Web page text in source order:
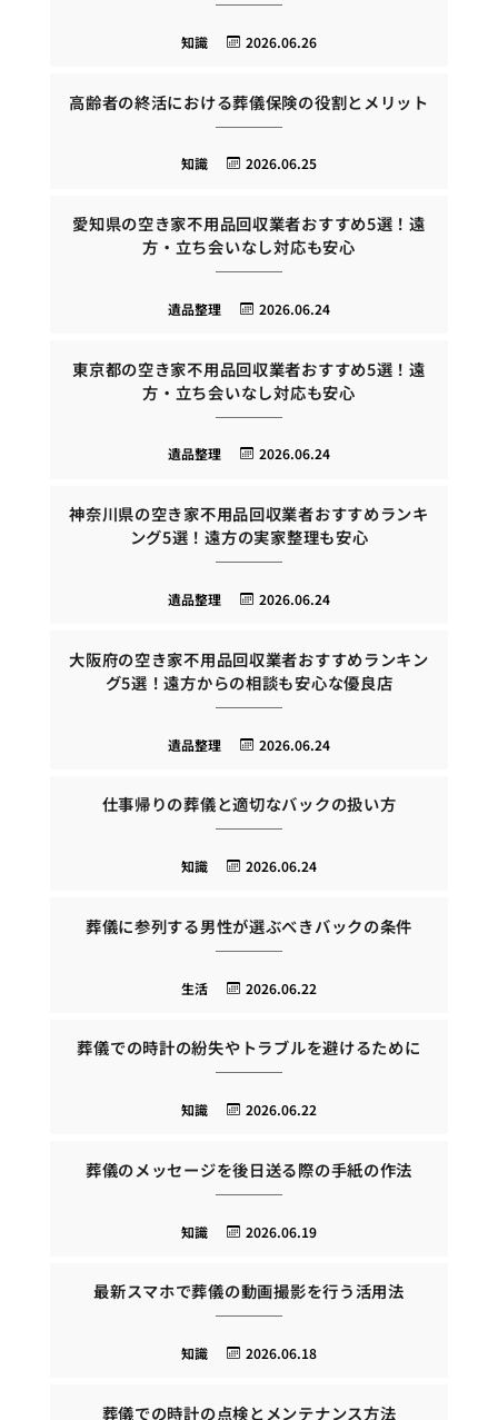
2026.06.26
知識
高齢者の終活における葬儀保険の役割とメリット
2026.06.25
知識
愛知県の空き家不用品回収業者おすすめ5選！遠
方・立ち会いなし対応も安心
2026.06.24
遺品整理
東京都の空き家不用品回収業者おすすめ5選！遠
方・立ち会いなし対応も安心
2026.06.24
遺品整理
神奈川県の空き家不用品回収業者おすすめランキ
ング5選！遠方の実家整理も安心
2026.06.24
遺品整理
大阪府の空き家不用品回収業者おすすめランキン
グ5選！遠方からの相談も安心な優良店
2026.06.24
遺品整理
仕事帰りの葬儀と適切なバックの扱い方
2026.06.24
知識
葬儀に参列する男性が選ぶべきバックの条件
2026.06.22
生活
葬儀での時計の紛失やトラブルを避けるために
2026.06.22
知識
葬儀のメッセージを後日送る際の手紙の作法
2026.06.19
知識
最新スマホで葬儀の動画撮影を行う活用法
2026.06.18
知識
葬儀での時計の点検とメンテナンス方法